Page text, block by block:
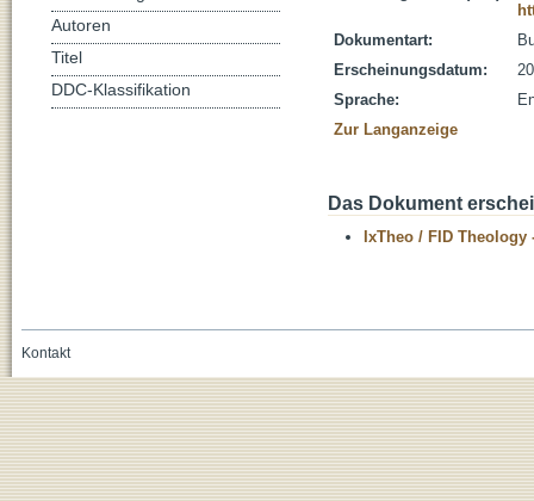
Dokumentart:
Erscheinungsdatum:
Sprache:
Zur Langanzeige
Das Dokument
IxTheo / FID Theology
Autoren
Titel
DDC-Klassifikation
Kontakt